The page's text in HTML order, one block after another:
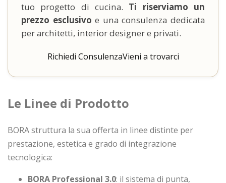
tuo progetto di cucina. Ti riserviamo un
prezzo esclusivo e una consulenza dedicata
per architetti, interior designer e privati.
Richiedi ConsulenzaVieni a trovarci
Le Linee di Prodotto
BORA struttura la sua offerta in linee distinte per
prestazione, estetica e grado di integrazione
tecnologica:
BORA Professional 3.0: il sistema di punta,